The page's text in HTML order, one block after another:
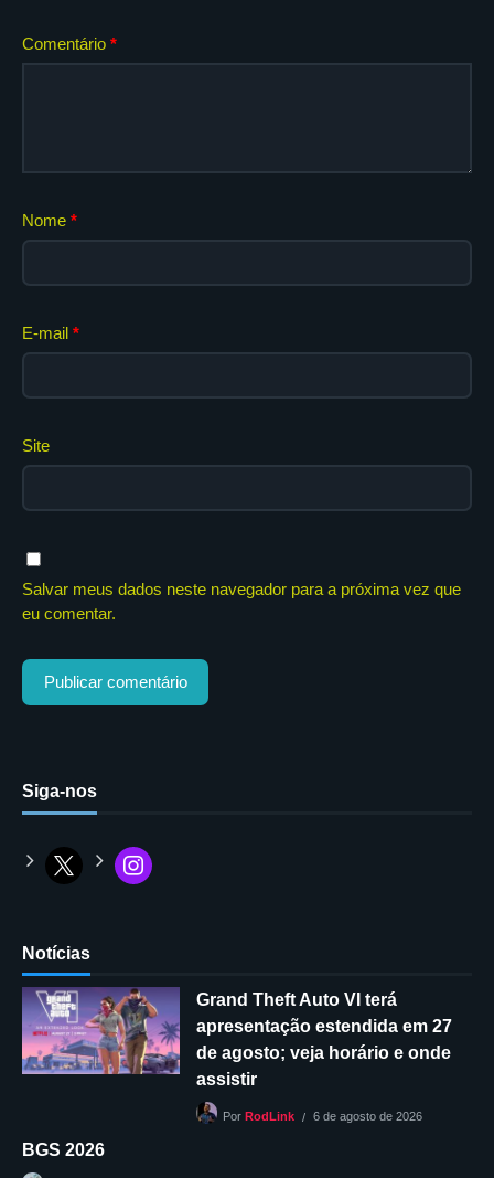
Comentário *
Nome *
E-mail *
Site
Salvar meus dados neste navegador para a próxima vez que
eu comentar.
Siga-nos
Notícias
Grand Theft Auto VI terá
apresentação estendida em 27
de agosto; veja horário e onde
assistir
Por RodLink 6 de agosto de 2026
BGS 2026